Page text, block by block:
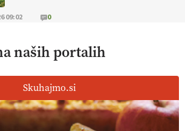
09:02 0
naših portalih
Skuhajmo.si